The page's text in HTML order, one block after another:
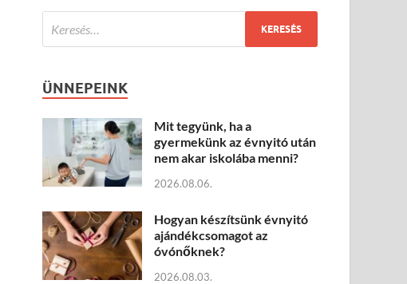
ÜNNEPEINK
Mit tegyünk, ha a
gyermekünk az évnyitó után
nem akar iskolába menni?
2026.08.06.
Hogyan készítsünk évnyitó
ajándékcsomagot az
óvónőknek?
2026.08.03.